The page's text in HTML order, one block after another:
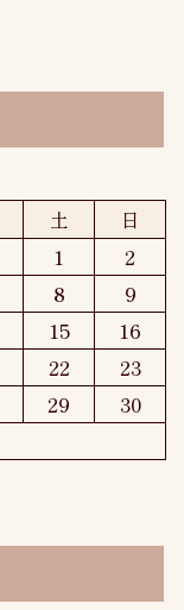
土 日
1
2
8
9
15
16
22
23
29
30